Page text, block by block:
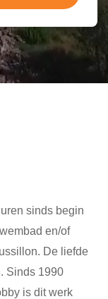
sinds begin
en/of
De liefde
Sinds 1990
is dit werk